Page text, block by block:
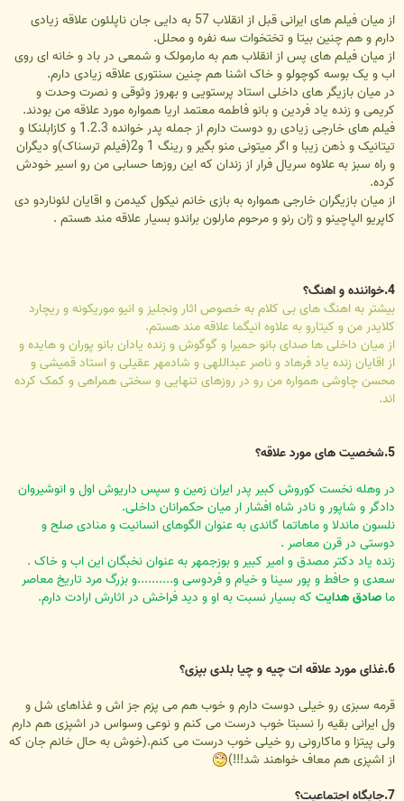
از میان فیلم های ایرانی قبل از انقلاب 57 به دایی جان ناپلئون علاقه زیادی
دارم و هم چنین بیتا و تختخوات سه نفره و محلل.
از میان فیلم های پس از انقلاب هم به مارمولک و شمعی در باد و خانه ای روی
اب و یک بوسه کوچولو و خاک اشنا هم چنین سنتوری علاقه زیادی دارم.
در میان بازیگر های داخلی استاد پرستویی و بهروز وثوقی و نصرت وحدت و
کریمی و زنده یاد فردین و بانو فاطمه معتمد اریا همواره مورد علاقه من بودند.
فیلم های خارجی زیادی رو دوست دارم از جمله پدر خوانده 1.2.3 و کازابلنکا و
تیتانیک و ذهن زیبا و اگر میتونی منو بگیر و رینگ 1 و2(فیلم ترسناک)و دیگران
و راه سبز به علاوه سریال فرار از زندان که این روزها حسابی من رو اسیر خودش
کرده.
از میان بازیگران خارجی همواره به بازی خانم نیکول کیدمن و اقایان لئوناردو دی
کاپریو الپاچینو و ژان رنو و مرحوم مارلون براندو بسیار علاقه مند هستم .
4.خواننده و اهنگ؟
بیشتر به اهنگ های بی کلام به خصوص اثار ونجلیز و انیو موریکونه و ریچارد
کلایدر من و کیتارو به علاوه انیگما علاقه مند هستم.
از میان داخلی ها صدای بانو حمیرا و گوگوش و زنده یادان بانو پوران و هایده و
از اقایان زنده یاد فرهاد و ناصر عبداللهی و شادمهر عقیلی و استاد قمیشی و
محسن چاوشی همواره من رو در روزهای تنهایی و سختی همراهی و کمک کرده
اند.
5.شخصیت های مورد علاقه؟
در وهله نخست کوروش کبیر پدر ایران زمین و سپس داریوش اول و انوشیروان
دادگر و شاپور و نادر شاه افشار ار میان حکمرانان داخلی.
نلسون ماندلا و ماهاتما گاندی به عنوان الگوهای انسانیت و منادی صلح و
دوستی در قرن معاصر .
زنده یاد دکتر مصدق و امیر کبیر و بوزجمهر به عنوان نخبگان این اب و خاک .
سعدی و حافط و پور سینا و خیام و فردوسی و..........و بزرگ مرد تاریخ معاصر
ما صادق هدایتکه بسیار نسبت به او و دید فراخش در اثارش ارادت دارم.
6.غذای مورد علاقه ات چیه و چیا بلدی بپزی؟
قرمه سبزی رو خیلی دوست دارم و خوب هم می پزم جز اش و غذاهای شل و
ول ایرانی بقیه را نسبتا خوب درست می کنم و نوعی وسواس در اشپزی هم دارم
ولی پیتزا و ماکارونی رو خیلی خوب درست می کنم.(خوش به حال خانم جان که
از اشپزی هم معاف خواهند شد!!!)
7.جایگاه اجتماعیت؟